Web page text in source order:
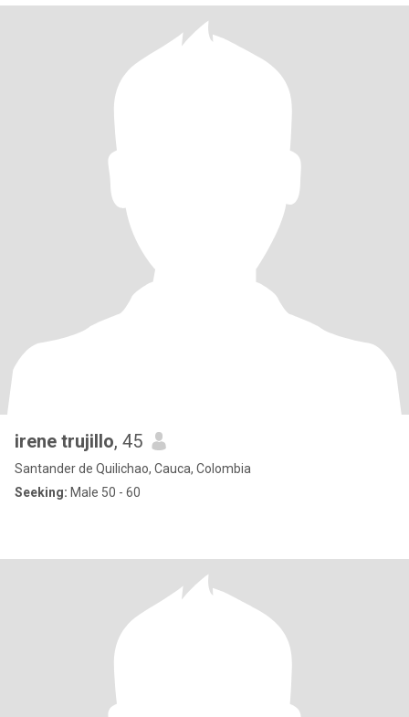
irene trujillo, 45
Santander de Quilichao, Cauca, Colombia
Seeking: Male 50 - 60